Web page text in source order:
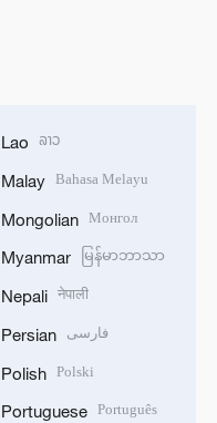
Lao ລາວ
Malay Bahasa Melayu
Mongolian Монгол
Myanmar မြန်မာဘာသာ
Nepali नेपाली
Persian فارسی
Polish Polski
Portuguese Português